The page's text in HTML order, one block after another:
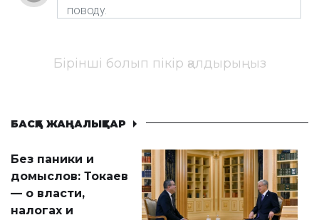
Бірінші болып пікір қалдырыңыз
БАСҚА ЖАҢАЛЫҚТАР
Без паники и
домыслов: Токаев
— о власти,
налогах и